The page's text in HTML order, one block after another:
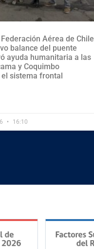
Aérea de Chile
balance del puente
ayuda humanitaria a las
y Coquimbo
sistema frontal
16:10